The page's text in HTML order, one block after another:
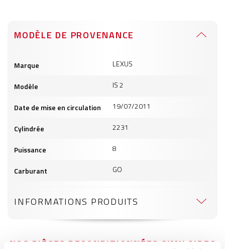
MODÈLE DE PROVENANCE
produits
Marque LEXUS
Modèle IS 2
Date de mise en circulation 19/07/2011
Cylindrée 2231
Puissance 8
Carburant GO
INFORMATIONS PRODUITS
NOS PIÈCES RECONDITIONNÉES SIMILAIRES